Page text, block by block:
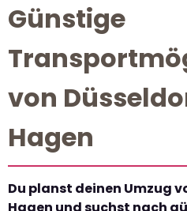
Günstige
von
Hagen
Du planst deinen Umzug